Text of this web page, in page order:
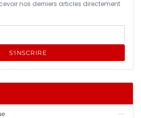
nos derniers articles directement
S'INSCRIRE